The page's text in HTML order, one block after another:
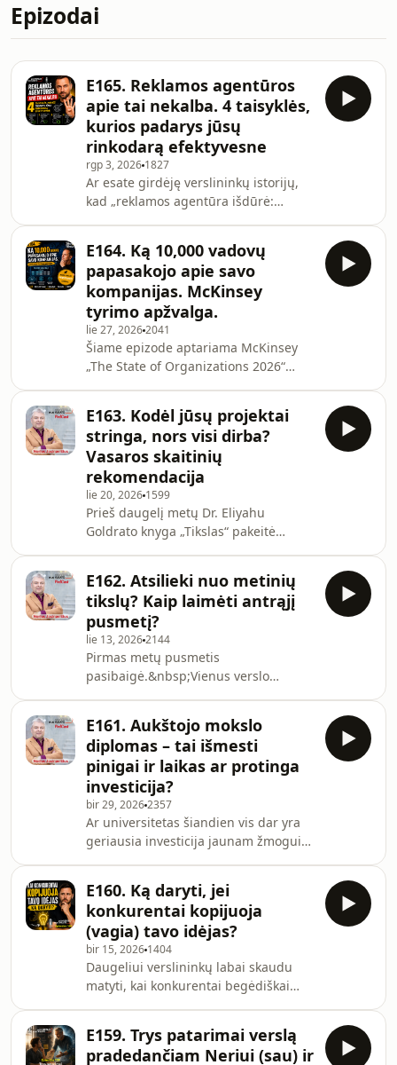
Epizodai
E165. Reklamos agentūros
apie tai nekalba. 4 taisyklės,
kurios padarys jūsų
rinkodarą efektyvesne
rgp 3, 2026 1827
Ar esate girdėję verslininkų istorijų,
kad „reklamos agentūra išdūrė:
nedideliu rinkodaros biudžetu nuolat
pritraukia naujų klientų, o kitos
išleidžia tūkstančius eurų reklamai,
tačiau pardavimai beveik neauga?
Dažnai problema nėra reklamos
biudžete, reklamos kanale ar net
pačiame produkte. Problema slypi
žinutėje. Jei klientas
E164. Ką 10,000 vadovų
papasakojo apie savo
kompanijas. McKinsey
tyrimo apžvalga.
lie 27, 20262041
Šiame epizode aptariama McKinsey
„The State of Organizations 2026“
ir savininkams. Tai nėra dar viena
diskusija apie dirbtinį intelektą. Tai
pokalbis apie tai, kodėl dauguma
organizacijų vis dar negauna realios
naudos iš DI ir ką smulkaus bei
vidutinio verslo savininkai gali
padaryti geriau nei didžiosios
korporac
E163. Kodėl jūsų projektai
stringa, nors visi dirba?
Vasaros skaitinių
rekomendacija
lie 20, 2026 1599
Prieš daugelį metų Dr. Eliyahu
Goldrato knyga „Tikslas“ pakeitė
įmonių susiduria su kita problema –
žmonės dirba pilnu pajėgumu, o
projektai vis tiek vėluoja, klientai
nepatenkinti, o vadovai kasdien
gesina gaisrus. Šiame epizode
apžvelgiama knyga „Goldratt'o Srauto
Valdymo Taisyklės“ – vieną
aktualiausių šiuolaik
E162. Atsilieki nuo metinių
tikslų? Kaip laimėti antrąjį
pusmetį?
lie 13, 20262144
Pirmas metų pusmetis
pasibaigė.&nbsp;Vienus verslo
atrodo labai toli. Tačiau ar tai reiškia,
kad šie metai jau prarasti? Ar prastai
sužaista pirma rungtynių pusė reiškia
neišvengiamą pralaimėjimą?&nbsp;
Šiame epizode kalbu apie tai, kodėl
net patyrę verslo savininkai ir vadovai
nukrypsta nuo savo tikslų, kodėl
pradeda
E161. Aukštojo mokslo
diplomas – tai išmesti
pinigai ir laikas ar protinga
investicija?
bir 29, 20262357
Ar universitetas šiandien vis dar yra
geriausia investicija jaunam žmogui?
Šiame epizode į aukštąjį mokslą
žvelgiu ne per emocijų ar tradicijų
prizmę, o kaip į investicinį sprendimą.
Kaip ir kiekvieną investiciją,
universitetą verta vertinti pagal
keturis klausimus: - Kiek tai kainuos?-
Kokią naudą galiu gauti?- K
E160. Ką daryti, jei
konkurentai kopijuoja
(vagia) tavo idėjas?
bir 15, 2026 1404
Daugeliui verslininkų labai skaudu
matyti, kai konkurentai begėdiškai
produktus, paslaugas ar net verslo
modelio elementus. Tačiau ar tikrai
E159. Trys patarimai verslą
pradedančiam Neriui (sau) ir